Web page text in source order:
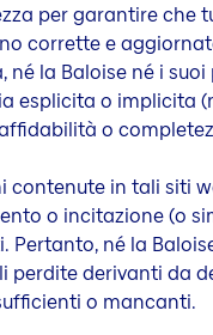
per garantire che
corrette e
la Baloise né i
esplicita o implicita
o
contenute in tali siti
o incitazione (o
né la
perdite derivanti da
o mancanti.